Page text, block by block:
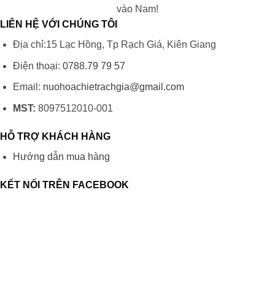
vào Nam!
LIÊN HỆ VỚI CHÚNG TÔI
Địa chỉ:15 Lạc Hồng, Tp Rạch Giá, Kiên Giang
Điện thoại: 0788.79 79 57
Email: nuohoachietrachgia@gmail.com
MST: 8097512010-001
HỖ TRỢ KHÁCH HÀNG
Hướng dẫn mua hàng
KẾT NỐI TRÊN FACEBOOK